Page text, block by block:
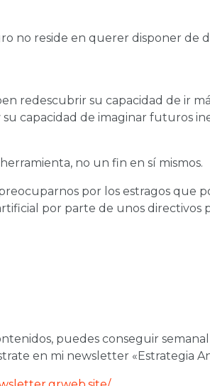
no reside en querer disponer de
redescubrir su capacidad de ir
su capacidad de imaginar futuros
no un fin en sí mismos.
por los estragos que
por parte de unos directivos
puedes conseguir
en mi newsletter «Estrategia